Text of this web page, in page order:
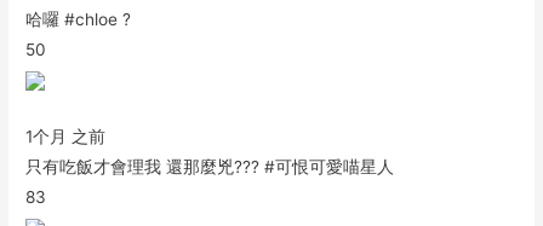
哈囉 #chloe ?
50
1个月 之前
只有吃飯才會理我 還那麼兇??? #可恨可愛喵星人
83